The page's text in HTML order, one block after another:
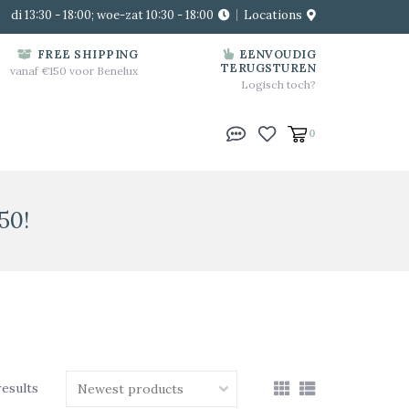
di 13:30 - 18:00; woe-zat 10:30 - 18:00 Locations
FREE SHIPPING
vanaf €150 voor Benelux
EENVOUDIG
TERUGSTUREN
Logisch toch?
0